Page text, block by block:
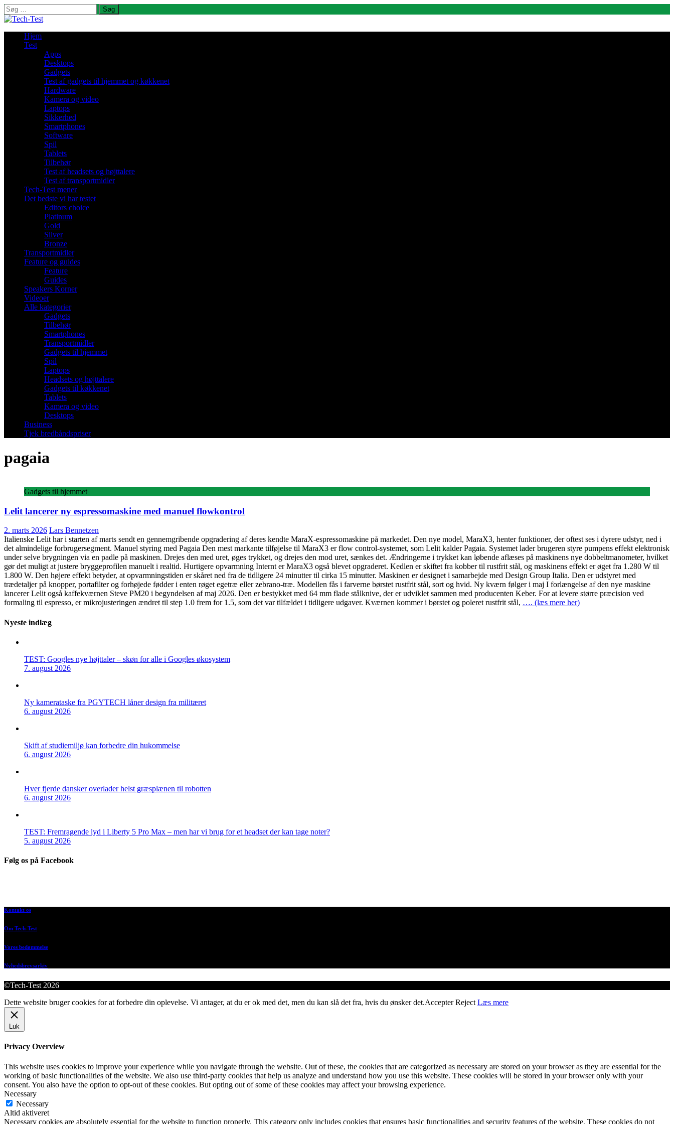
Søg
efter:
Hjem
Test
Apps
Desktops
Gadgets
Test af gadgets til hjemmet og køkkenet
Hardware
Kamera og video
Laptops
Sikkerhed
Smartphones
Software
Spil
Tablets
Tilbehør
Test af headsets og højttalere
Test af transportmidler
Tech-Test mener
Det bedste vi har testet
Editors choice
Platinum
Gold
Silver
Bronze
Transportmidler
Feature og guides
Feature
Guides
Speakers Korner
Videoer
Alle kategorier
Gadgets
Tilbehør
Smartphones
Transportmidler
Gadgets til hjemmet
Spil
Laptops
Headsets og højttalere
Gadgets til køkkenet
Tablets
Kamera og video
Desktops
Business
Tjek bredbåndspriser
pagaia
Gadgets til hjemmet
Lelit lancerer ny espressomaskine med manuel flowkontrol
2. marts 2026 Lars Bennetzen
Italienske Lelit har i starten af marts sendt en gennemgribende opgradering af deres kendte MaraX-espressomaskine på markedet. Den nye model, MaraX3, henter funktioner, der oftest ses i dyrere udstyr, ned i
det almindelige forbrugersegment. Manuel styring med Pagaia Den mest markante tilføjelse til MaraX3 er flow control-systemet, som Lelit kalder Pagaia. Systemet lader brugeren styre pumpens effekt elektronisk
under selve brygningen via en padle på maskinen. Drejes den med uret, øges trykket, og drejes den mod uret, sænkes det. Ændringerne i trykket kan løbende aflæses på maskinens nye dobbeltmanometer, hvilket
gør det muligt at justere bryggeprofilen manuelt i realtid. Hurtigere opvarmning Internt er MaraX3 også blevet opgraderet. Kedlen er skiftet fra kobber til rustfrit stål, og maskinens effekt er øget fra 1.280 W til
1.800 W. Den højere effekt betyder, at opvarmningstiden er skåret ned fra de tidligere 24 minutter til cirka 15 minutter. Maskinen er designet i samarbejde med Design Group Italia. Den er udstyret med
trædetaljer på knopper, portafilter og forhøjede fødder i enten røget egetræ eller zebrano-træ. Modellen fås i farverne børstet rustfrit stål, sort og hvid. Ny kværn følger i maj I forlængelse af den nye maskine
lancerer Lelit også kaffekværnen Steve PM20 i begyndelsen af maj 2026. Den er bestykket med 64 mm flade stålknive, der er udviklet sammen med producenten Keber. For at levere større præcision ved
formaling til espresso, er mikrojusteringen ændret til step 1.0 frem for 1.5, som det var tilfældet i tidligere udgaver. Kværnen kommer i børstet og poleret rustfrit stål, …. (læs mere her)
Nyeste indlæg
TEST: Googles nye højttaler – skøn for alle i Googles økosystem
7. august 2026
Ny kamerataske fra PGYTECH låner design fra militæret
6. august 2026
Skift af studiemiljø kan forbedre din hukommelse
6. august 2026
Hver fjerde dansker overlader helst græsplænen til robotten
6. august 2026
TEST: Fremragende lyd i Liberty 5 Pro Max – men har vi brug for et headset der kan tage noter?
5. august 2026
Følg os på Facebook
Kontakt os
Om Tech-Test
Vores bedømmelse
Nyhedsbrevsarkiv
©Tech-Test 2026
Dette website bruger cookies for at forbedre din oplevelse. Vi antager, at du er ok med det, men du kan slå det fra, hvis du ønsker det.Accepter Reject Læs mere
Luk
Privacy Overview
This website uses cookies to improve your experience while you navigate through the website. Out of these, the cookies that are categorized as necessary are stored on your browser as they are essential for the
working of basic functionalities of the website. We also use third-party cookies that help us analyze and understand how you use this website. These cookies will be stored in your browser only with your
consent. You also have the option to opt-out of these cookies. But opting out of some of these cookies may affect your browsing experience.
Necessary
Necessary
Altid aktiveret
Necessary cookies are absolutely essential for the website to function properly. This category only includes cookies that ensures basic functionalities and security features of the website. These cookies do not